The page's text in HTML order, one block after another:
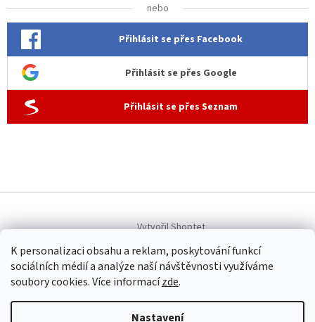
K personalizaci obsahu a reklam, poskytování funkcí
sociálních médií a analýze naší návštěvnosti využíváme
soubory cookies. Více informacízde.
Nastavení
nebo
Přihlásit se přes Facebook
Přihlásit se přes Google
Přihlásit se přes Seznam
Vytvořil Shoptet
Copyright 2026 Allen dámská móda. Všechna práva vyhrazena.
Upravit nastavení cookies